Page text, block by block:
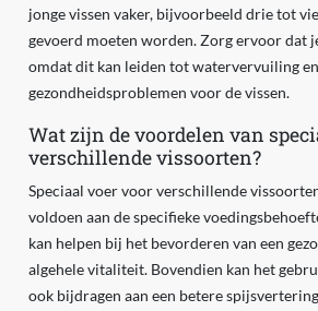
jonge vissen vaker, bijvoorbeeld drie tot
gevoerd moeten worden. Zorg ervoor dat
omdat dit kan leiden tot watervervuiling en
gezondheidsproblemen voor de vissen.
Wat zijn de voordelen van
verschillende vissoorten?
Speciaal voer voor verschillende
voldoen aan de specifieke
kan helpen bij het bevorderen van een
algehele vitaliteit. Bovendien kan het
ook bijdragen aan een betere